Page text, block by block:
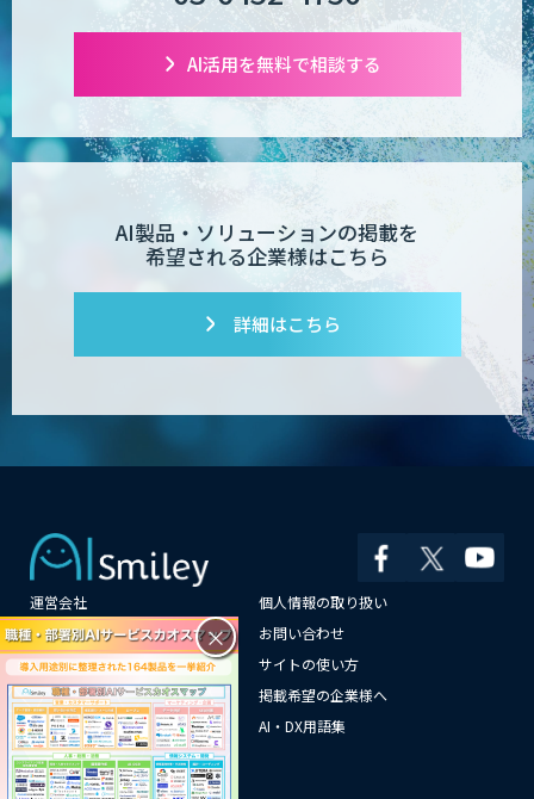
業務特化型AIエージェントの開発支援
「業務AIプロ」
Dify導入支援
Dify開発支援
展示会の名刺を商談に変える
「GenLead」
RAG技術研修
AI活用を無料で相談する
AI製品・ソリューションの掲載を
希望される企業様はこちら
詳細はこちら
運営会社
個人情報の取り扱い
よくある質問
お問い合わせ
メールマガジン登録
サイトの使い方
情報提供はこちらから
掲載希望の企業様へ
AI企業一覧
AI・DX用語集
サイトマップ
×